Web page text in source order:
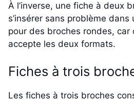
À l’inverse, une fiche à deux
s’insérer sans problème dans
pour des broches rondes, car
accepte les deux formats.
Fiches à trois
Les fiches à trois broches